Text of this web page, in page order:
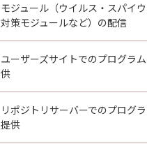
モジュール（ウイルス・スパイ
対策モジュールなど）の配信
ユーザーズサイトでのプログラ
供
リポジトリサーバーでのプログ
提供